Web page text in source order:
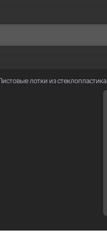
лотки из стеклопластика